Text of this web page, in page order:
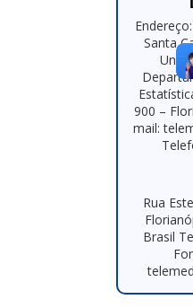
Santa
900 –
mail:
Rua
Brasil